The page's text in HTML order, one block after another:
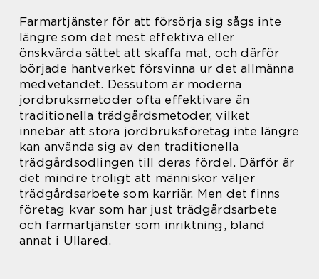
Farmartjänster för att försörja sig sågs inte
längre som det mest effektiva eller
önskvärda sättet att skaffa mat, och därför
började hantverket försvinna ur det allmänna
medvetandet. Dessutom är moderna
jordbruksmetoder ofta effektivare än
traditionella trädgårdsmetoder, vilket
innebär att stora jordbruksföretag inte längre
kan använda sig av den traditionella
trädgårdsodlingen till deras fördel. Därför är
det mindre troligt att människor väljer
trädgårdsarbete som karriär. Men det finns
företag kvar som har just trädgårdsarbete
och farmartjänster som inriktning, bland
annat i Ullared.